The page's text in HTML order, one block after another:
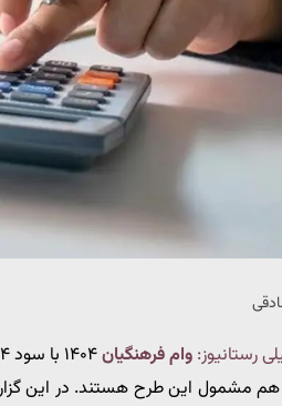
رستانیوز: وام فرهنگیان
مشمول این طرح هستند. در این